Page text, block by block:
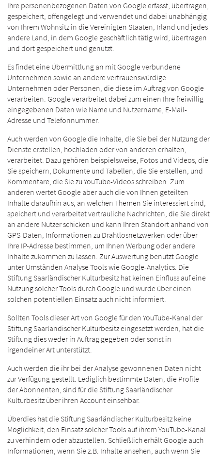
Ihre personenbezogenen Daten von Google erfasst, übertragen,
gespeichert, offengelegt und verwendet und dabei unabhängig
von Ihrem Wohnsitz in die Vereinigten Staaten, Irland und jedes
andere Land, in dem Google geschäftlich tätig wird, übertragen
und dort gespeichert und genutzt.
Es findet eine Übermittlung an mit Google verbundene
Unternehmen sowie an andere vertrauenswürdige
Unternehmen oder Personen, die diese im Auftrag von Google
verarbeiten. Google verarbeitet dabei zum einen Ihre freiwillig
eingegebenen Daten wie Name und Nutzername, E-Mail-
Adresse und Telefonnummer.
Auch werden von Google die Inhalte, die Sie bei der Nutzung der
Dienste erstellen, hochladen oder von anderen erhalten,
verarbeitet. Dazu gehören beispielsweise, Fotos und Videos, die
Sie speichern, Dokumente und Tabellen, die Sie erstellen, und
Kommentare, die Sie zu YouTube-Videos schreiben. Zum
anderen wertet Google aber auch die von Ihnen geteilten
Inhalte daraufhin aus, an welchen Themen Sie interessiert sind,
speichert und verarbeitet vertrauliche Nachrichten, die Sie direkt
an andere Nutzer schicken und kann Ihren Standort anhand von
GPS-Daten, Informationen zu Drahtlosnetzwerken oder über
Ihre IP-Adresse bestimmen, um Ihnen Werbung oder andere
Inhalte zukommen zu lassen. Zur Auswertung benutzt Google
unter Umständen Analyse Tools wie Google-Analytics. Die
Stiftung Saarländischer Kulturbesitz hat keinen Einfluss auf eine
Nutzung solcher Tools durch Google und wurde über einen
solchen potentiellen Einsatz auch nicht informiert.
Sollten Tools dieser Art von Google für den YouTube-Kanal der
Stiftung Saarländischer Kulturbesitz eingesetzt werden, hat die
Stiftung dies weder in Auftrag gegeben oder sonst in
irgendeiner Art unterstützt.
Auch werden die ihr bei der Analyse gewonnenen Daten nicht
zur Verfügung gestellt. Lediglich bestimmte Daten, die Profile
der Abonnenten, sind für die Stiftung Saarländischer
Kulturbesitz über ihren Account einsehbar.
Überdies hat die Stiftung Saarländischer Kulturbesitz keine
Möglichkeit, den Einsatz solcher Tools auf ihrem YouTube-Kanal
zu verhindern oder abzustellen. Schließlich erhält Google auch
Informationen, wenn Sie z.B. Inhalte ansehen, auch wenn Sie